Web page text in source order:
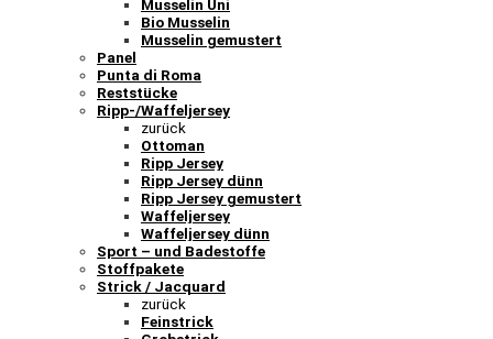
Musselin Uni
Bio Musselin
Musselin gemustert
Panel
Punta di Roma
Reststücke
Ripp-/Waffeljersey
zurück
Ottoman
Ripp Jersey
Ripp Jersey dünn
Ripp Jersey gemustert
Waffeljersey
Waffeljersey dünn
Sport – und Badestoffe
Stoffpakete
Strick / Jacquard
zurück
Feinstrick